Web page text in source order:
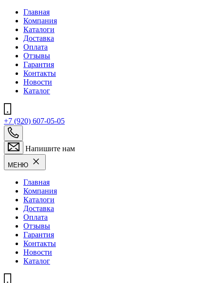
Главная
Компания
Каталоги
Доставка
Оплата
Отзывы
Гарантия
Контакты
Новости
Каталог
+7 (920) 607-05-05
Напишите нам
МЕНЮ
Главная
Компания
Каталоги
Доставка
Оплата
Отзывы
Гарантия
Контакты
Новости
Каталог